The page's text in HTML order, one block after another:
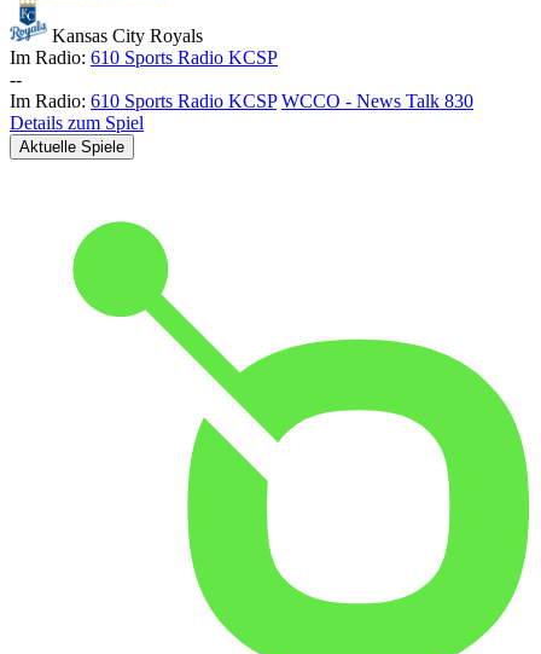
Kansas City Royals
Im Radio: 610 Sports Radio KCSP
--
Im Radio: 610 Sports Radio KCSP WCCO - News Talk 830
Details zum Spiel
Aktuelle Spiele